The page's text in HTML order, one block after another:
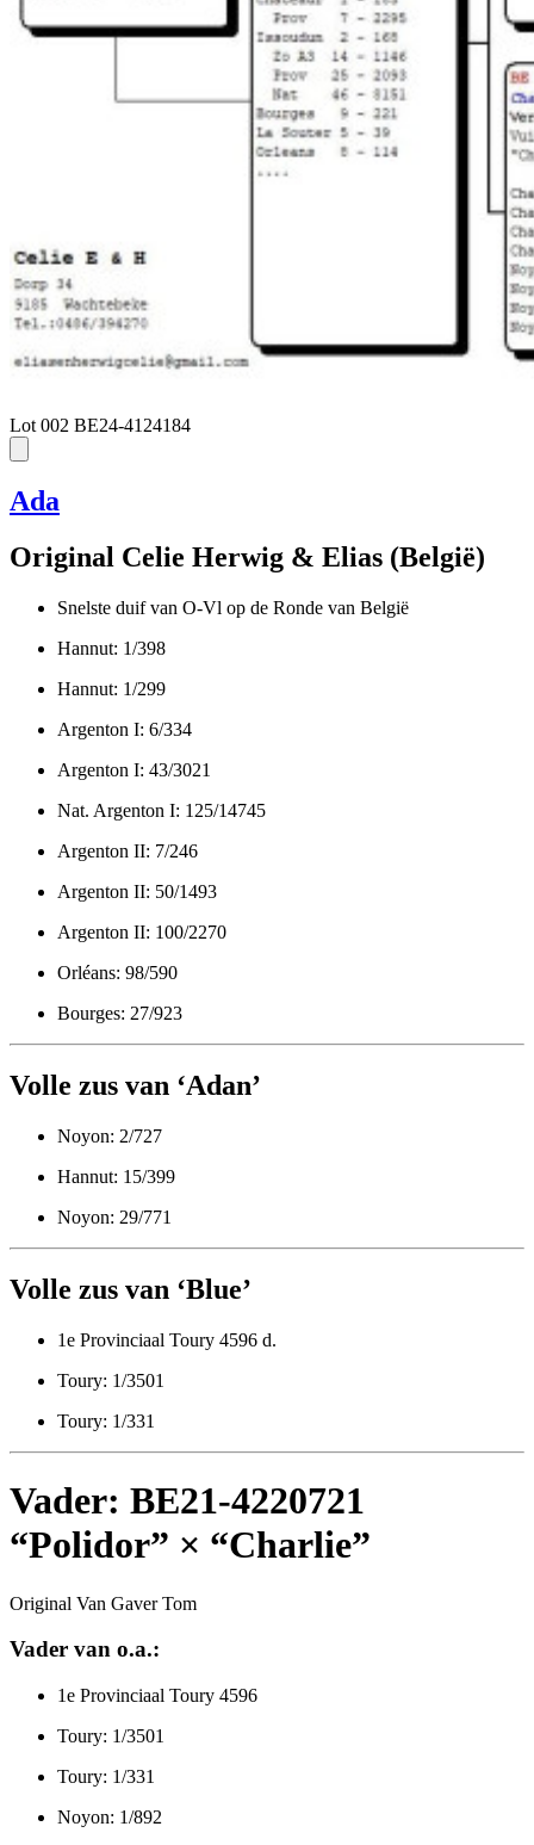
Lot 002 BE24-4124184
Ada
Original Celie Herwig & Elias (België)
Snelste duif van O-Vl op de Ronde van België
Hannut: 1/398
Hannut: 1/299
Argenton I: 6/334
Argenton I: 43/3021
Nat. Argenton I: 125/14745
Argenton II: 7/246
Argenton II: 50/1493
Argenton II: 100/2270
Orléans: 98/590
Bourges: 27/923
Volle zus van ‘Adan’
Noyon: 2/727
Hannut: 15/399
Noyon: 29/771
Volle zus van ‘Blue’
1e Provinciaal Toury 4596 d.
Toury: 1/3501
Toury: 1/331
Vader: BE21-4220721
“Polidor” × “Charlie”
Original Van Gaver Tom
Vader van o.a.:
1e Provinciaal Toury 4596
Toury: 1/3501
Toury: 1/331
Noyon: 1/892